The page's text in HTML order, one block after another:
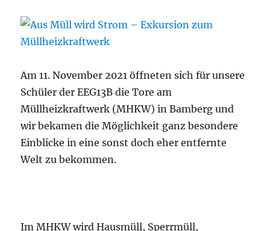
Am 11. November 2021 öffneten sich für unsere
Schüler der EEG13B die Tore am
Müllheizkraftwerk (MHKW) in Bamberg und
wir bekamen die Möglichkeit ganz besondere
Einblicke in eine sonst doch eher entfernte
Welt zu bekommen.
Im MHKW wird Hausmüll, Sperrmüll,